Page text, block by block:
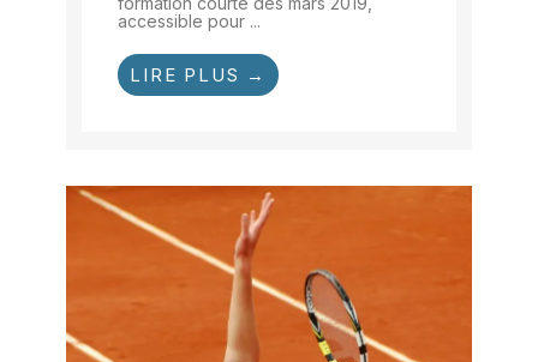
accessible pour ...
LIRE PLUS →